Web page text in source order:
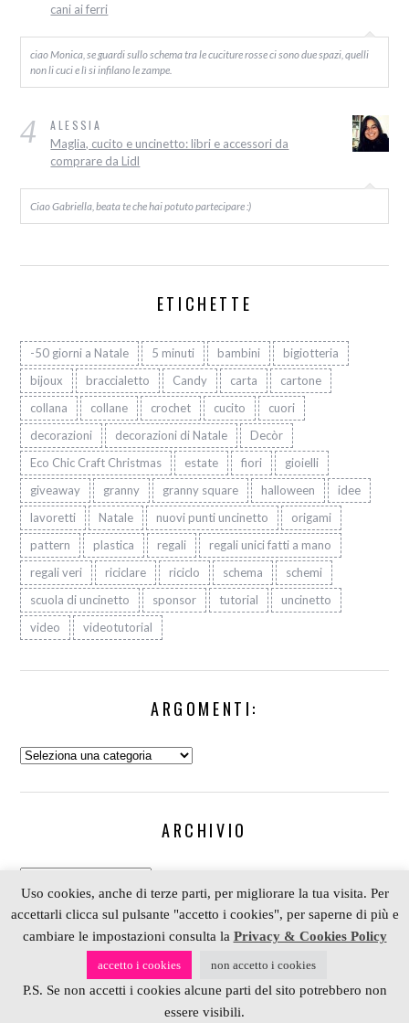
cani ai ferri
ciao Monica, se guardi sullo schema tra le cuciture rosse ci sono due spazi, quelli
non li cuci e lì si infilano le zampe.
4 ALESSIA
Maglia, cucito e uncinetto: libri e accessori da
comprare da Lidl
Ciao Gabriella, beata te che hai potuto partecipare :)
ETICHETTE
-50 giorni a Natale 5 minuti bambini
bigiotteria
bijoux
braccialetto Candy carta
cartone
collana
collane crochet cucito
cuori
decorazioni
decorazioni di Natale
Decòr
Eco Chic Craft Christmas
estate fiori
gioielli
giveaway
granny granny square halloween
idee
lavoretti
Natale nuovi punti uncinetto
origami
pattern
plastica regali
regali unici fatti a mano
regali veri
riciclare riciclo schema
schemi
scuola di uncinetto
sponsor tutorial
uncinetto
video
videotutorial
ARGOMENTI:
Argomenti:
ARCHIVIO
Archivio
COPYRIGHT 2006-2023 ALESSIA SCRAP & CRAFT |
PARTNERDEPOSITPHOTOS| P. IVA 01574070098 |
REALIZZATO DA4BLOG.INFO
BACK TO TOP
Uso cookies, anche di terze parti, per migliorare la tua visita. Per
accettarli clicca sul pulsante "accetto i cookies", per saperne di più e
cambiare le impostazioni consulta la Privacy & Cookies Policy
accetto i cookies non accetto i cookies
P.S. Se non accetti i cookies alcune parti del sito potrebbero non
essere visibili.